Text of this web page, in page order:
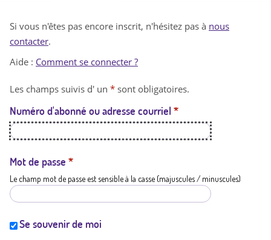
n
t
a
t
i
Si vous n'êtes pas encore inscrit, n'hésitez pas à nous
contacter.
Aide : Comment se connecter ?
Les champs suivis d' un * sont obligatoires.
Numéro d'abonné ou adresse courriel *
Mot de passe *
Le champ mot de passe est sensible à la casse (majuscules / minuscules)
Se souvenir de moi